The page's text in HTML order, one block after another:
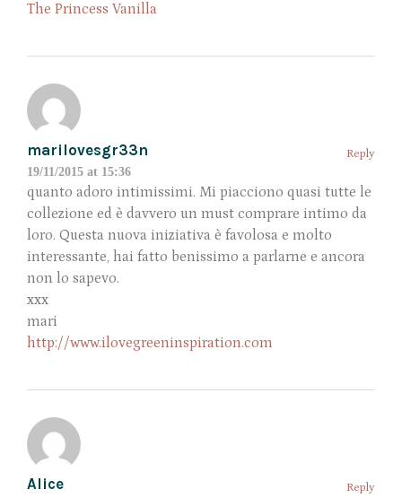
The Princess Vanilla
marilovesgr33n
19/11/2015 at 15:36
Reply
quanto adoro intimissimi. Mi piacciono quasi tutte le
collezione ed è davvero un must comprare intimo da
loro. Questa nuova iniziativa è favolosa e molto
interessante, hai fatto benissimo a parlarne e ancora
non lo sapevo.
xxx
mari
http://www.ilovegreeninspiration.com
Alice Reply